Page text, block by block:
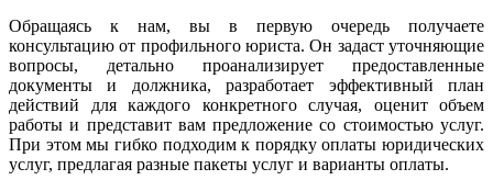
Обращаясь к нам, вы в первую очередь получаете
консультацию от профильного юриста. Он задаст уточняющие
вопросы, детально проанализирует предоставленные
документы и должника, разработает эффективный план
действий для каждого конкретного случая, оценит объем
работы и представит вам предложение со стоимостью услуг.
При этом мы гибко подходим к порядку оплаты юридических
услуг, предлагая разные пакеты услуг и варианты оплаты.